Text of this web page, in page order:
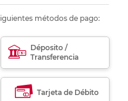
métodos de pago:
Déposito /
Transferencia
Tarjeta de Débito